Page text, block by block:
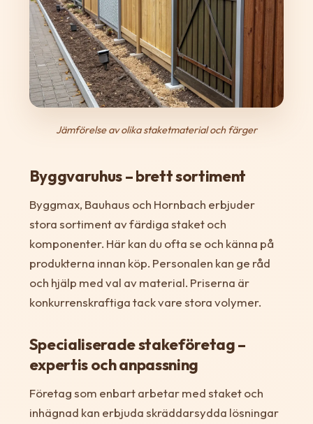
Jämförelse av olika staketmaterial och färger
Byggvaruhus – brett sortiment
Byggmax, Bauhaus och Hornbach erbjuder
stora sortiment av färdiga staket och
komponenter. Här kan du ofta se och känna på
produkterna innan köp. Personalen kan ge råd
och hjälp med val av material. Priserna är
konkurrenskraftiga tack vare stora volymer.
Specialiserade stakeföretag –
expertis och anpassning
Företag som enbart arbetar med staket och
inhägnad kan erbjuda skräddarsydda lösningar